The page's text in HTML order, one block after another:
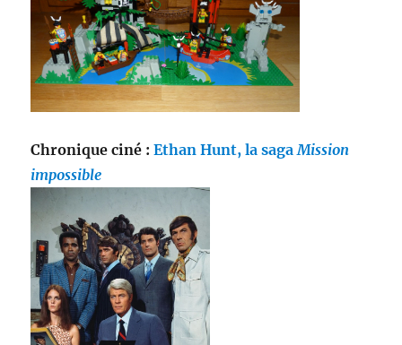
Chronique ciné :Ethan Hunt, la saga Mission
impossible